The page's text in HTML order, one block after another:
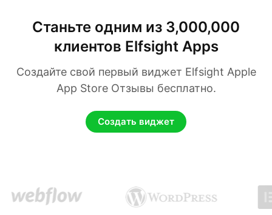
Станьте одним из 3,000,000
клиентов Elfsight Apps
Создайте свой первый виджет Elfsight Apple
App Store Отзывы бесплатно.
Создать виджет